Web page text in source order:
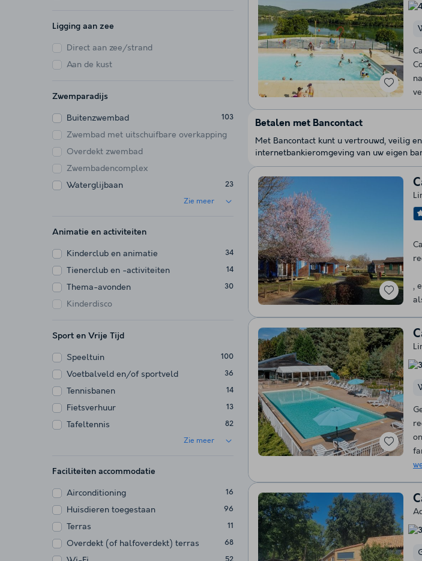
Ligging aan zee
Direct aan zee/strand
Aan de kust
Zwemparadijs
Buitenzwembad 103
Zwembad met uitschuifbare overkapping
Overdekt zwembad
Zwembadencomplex
Waterglijbaan
23
Zie meer
Animatie en activiteiten
Kinderclub en animatie 34
Tienerclub en -activiteiten 14
Thema-avonden 30
Kinderdisco
Sport en Vrije Tijd
Speeltuin 100
Voetbalveld en/of sportveld 36
Tennisbanen 14
Fietsverhuur 13
Tafeltennis 82
Zie meer
Faciliteiten accommodatie
Airconditioning 16
Huisdieren toegestaan 96
Terras 11
Overdekt (of halfoverdekt) terras 68
,
Betalen met Bancontact
Met Bancontact kunt u vertrouwd, veilig
internetbankieromgeving van uw eigen